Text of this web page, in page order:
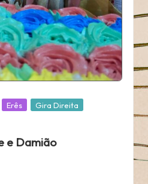
Erês
Gira Direita
e Damião